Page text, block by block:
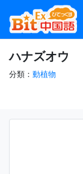
ハナズオウ
分類： 動植物